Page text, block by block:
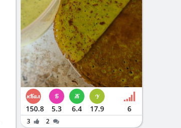
150.8 5.3 6.4 17.9 6
3 2